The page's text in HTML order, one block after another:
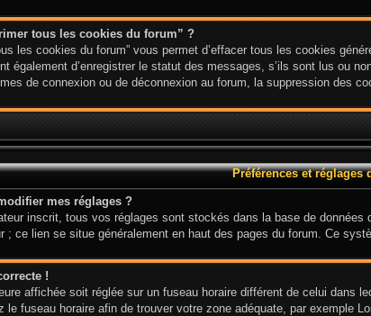
tous les cookies du forum” ?
les cookies du forum” vous permet d’effacer tous les cookies
également d’enregistrer le statut des messages, s’ils sont lus ou
de connexion ou de déconnexion au forum, la suppression des
Préférences et réglages
mes réglages ?
inscrit, tous vos réglages sont stockés dans la base de
; ce lien se situe généralement en haut des pages du forum. Ce
!
affichée soit réglée sur un fuseau horaire différent de celui
le fuseau horaire afin de trouver votre zone adéquate, par exemple